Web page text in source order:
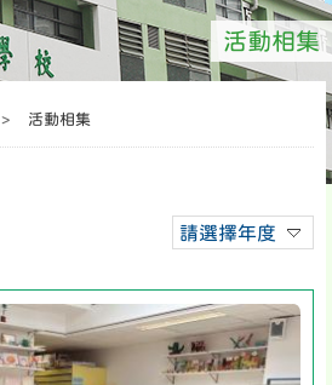
活動相集
> 活動相集
請選擇年度